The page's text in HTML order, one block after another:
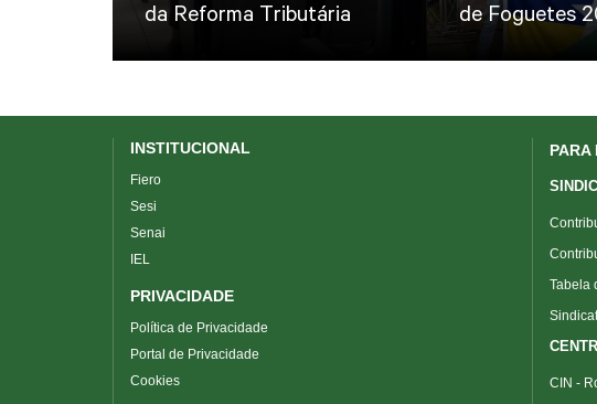
da Reforma Tributária
de Foguetes
INSTITUCIONAL
Fiero
Sesi
Senai
IEL
PRIVACIDADE
Política de Privacidade
Portal de Privacidade
Cookies
PARA
Tabela
CIN -